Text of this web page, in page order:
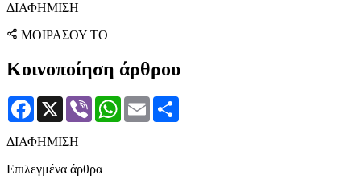
ΔΙΑΦΗΜΙΣΗ
ΜΟΙΡΑΣΟΥ ΤΟ
Κοινοποίηση άρθρου
Facebook
X Viber WhatsApp
Email
ΔΙΑΦΗΜΙΣΗ
Επιλεγμένα άρθρα